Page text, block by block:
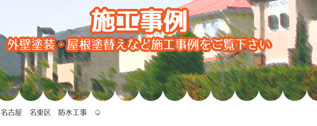
施工事例
外壁塗装・屋根塗替えなど施工事例をご覧下さい
名古屋 名東区 防水工事 ♤